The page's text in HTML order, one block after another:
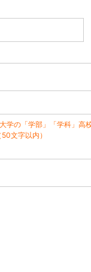
学の「学部」「学科」高
文字以内）